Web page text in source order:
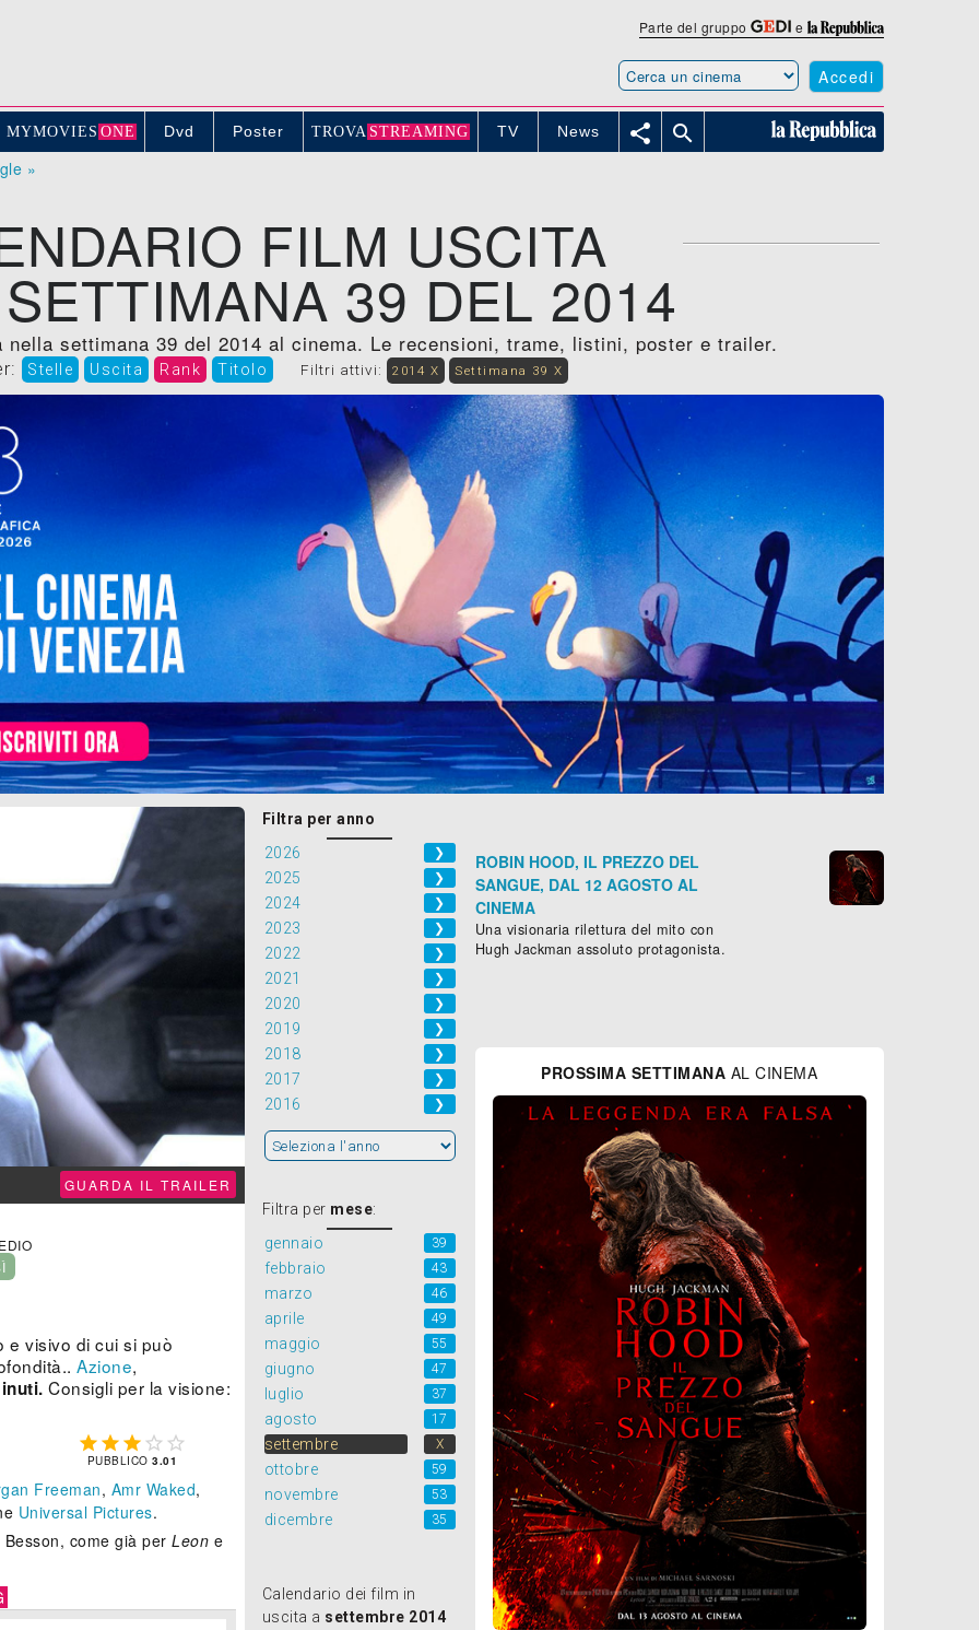
Parte del gruppo e
Accedi
MYMOVIE S ONE Dvd Poster TROVA STREAMING TV News  
»
FILM USCITA
39 DEL 2014
settimana 39 del 2014 al cinema. Le recensioni, trame, listini, poster e trailer.
Stelle Uscita Rank Titolo Filtri attivi: 2014 X Settimana 39 X
GUARDA IL TRAILER
e visivo di cui si può
Azione,
Consigli per la visione:
    
PUBBLICO3.01
Freeman, Amr Waked,
Universal Pictures.
come già per Leon e
Filtra per anno
2026
❯
2025 ❯
2024 ❯
2023 ❯
2022 ❯
2021 ❯
2020 ❯
2019 ❯
2018 ❯
2017 ❯
2016 ❯
Filtra per mese:
gennaio
39
febbraio 43
marzo 46
aprile 49
maggio 55
giugno 47
luglio 37
agosto 17
settembre X
ottobre 59
novembre 53
dicembre 35
Calendario dei film in
uscita a settembre 2014
ROBIN HOOD, IL PREZZO DEL
SANGUE, DAL 12 AGOSTO AL
CINEMA
Una visionaria rilettura del mito con
Hugh Jackman assoluto protagonista.
PROSSIMA SETTIMANA AL CINEMA